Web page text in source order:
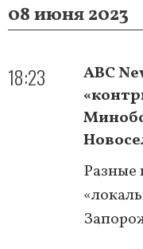
08 июня 2023
18:23
ABC
Разные